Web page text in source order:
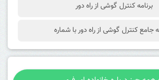
برنامه کنترل گوشی از راه دور
جامع کنترل گوشی از راه دور با شماره